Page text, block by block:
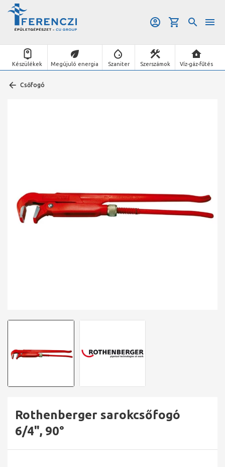
Készülékek Megújuló energia Szaniter Szerszámok Víz-gáz-fűtés
Csőfogó
Rothenberger sarokcsőfogó
6/4", 90°